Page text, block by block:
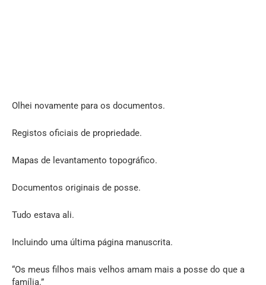
Olhei novamente para os documentos.
Registos oficiais de propriedade.
Mapas de levantamento topográfico.
Documentos originais de posse.
Tudo estava ali.
Incluindo uma última página manuscrita.
“Os meus filhos mais velhos amam mais a posse do que a
família.”